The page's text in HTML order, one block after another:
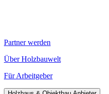
Partner werden
Über Holzbauwelt
Für Arbeitgeber